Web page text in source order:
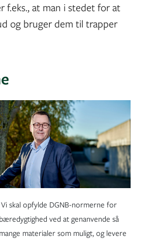
f.eks., at man i stedet for at
og bruger dem til trapper
​ Vi skal opfylde DGNB-normerne for
bæredygtighed ved at genanvende så
mange materialer som muligt, og levere